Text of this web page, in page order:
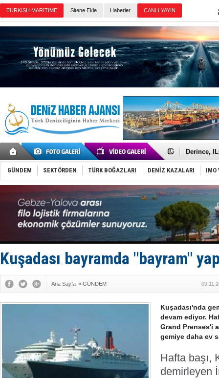
TURKISH MARITIME Sitene Ekle Haberler CANLI YAYIN
Yüzyıl
Derince,
Tüpraş,
İTU AUV,
LNG
PROYAD,
Türkiye-
Türk
Deniz
DÖDER,
Fairline,
Baltık
Limana
GÜNDEM SEKTÖRDEN TÜRK BOĞAZLARI DENİZ KAZALARI IMO
Kuşadası bayramda "bayram"
Ana Sayfa » GÜNDEM
Kuşadası'nda
devam ediyor.
Grand Prenses'i
gemiye daha ev
Hafta başı,
demirleyen